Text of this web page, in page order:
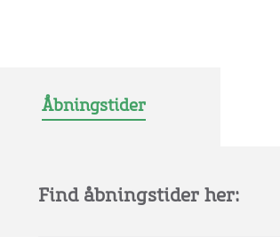
Åbningstider
Find åbningstider her: